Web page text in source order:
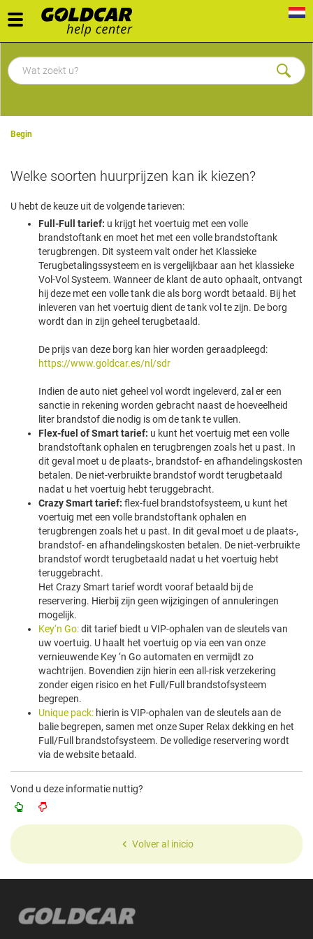
Toggle
navigation
Begin
Welke soorten huurprijzen kan ik kiezen?
U hebt de keuze uit de volgende tarieven:
Full-Full tarief: u krijgt het voertuig met een volle
brandstoftank en moet het met een volle brandstoftank
terugbrengen. Dit systeem valt onder het Klassieke
Terugbetalingssysteem en is vergelijkbaar aan het klassieke
Vol-Vol Systeem. Wanneer de klant de auto ophaalt, ontvangt
hij deze met een volle tank die als borg wordt betaald. Bij het
inleveren van het voertuig dient de tank vol te zijn. De borg
wordt dan in zijn geheel terugbetaald.
De prijs van deze borg kan hier worden geraadpleegd:
https://www.goldcar.es/nl/sdr
Indien de auto niet geheel vol wordt ingeleverd, zal er een
sanctie in rekening worden gebracht naast de hoeveelheid
liter brandstof die nodig is om de tank te vullen.
Flex-fuel of Smart tarief: u kunt het voertuig met een volle
brandstoftank ophalen en terugbrengen zoals het u past. In
dit geval moet u de plaats-, brandstof- en afhandelingskosten
betalen. De niet-verbruikte brandstof wordt terugbetaald
nadat u het voertuig hebt teruggebracht.
Crazy Smart tarief: flex-fuel brandstofsysteem, u kunt het
voertuig met een volle brandstoftank ophalen en
terugbrengen zoals het u past. In dit geval moet u de plaats-,
brandstof- en afhandelingskosten betalen. De niet-verbruikte
brandstof wordt terugbetaald nadat u het voertuig hebt
teruggebracht.
Het Crazy Smart tarief wordt vooraf betaald bij de
reservering. Hierbij zijn geen wijzigingen of annuleringen
mogelijk.
Key‘n Go:dit tarief biedt u VIP-ophalen van de sleutels van
uw voertuig. U haalt het voertuig op via een van onze
vernieuwende Key ‘n Go automaten en vermijdt zo
wachtrijen. Bovendien zijn hierin een all-risk verzekering
zonder eigen risico en het Full/Full brandstofsysteem
begrepen.
Unique pack: hierin is VIP-ophalen van de sleutels aan de
balie begrepen, samen met onze Super Relax dekking en het
Full/Full brandstofsysteem. De volledige reservering wordt
via de website betaald.
Vond u deze informatie nuttig?
Volver al inicio